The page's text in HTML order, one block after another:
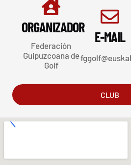
CLUB
ORGANIZADOR
Federación
Guipuzcoana de
Golf
E-MAIL